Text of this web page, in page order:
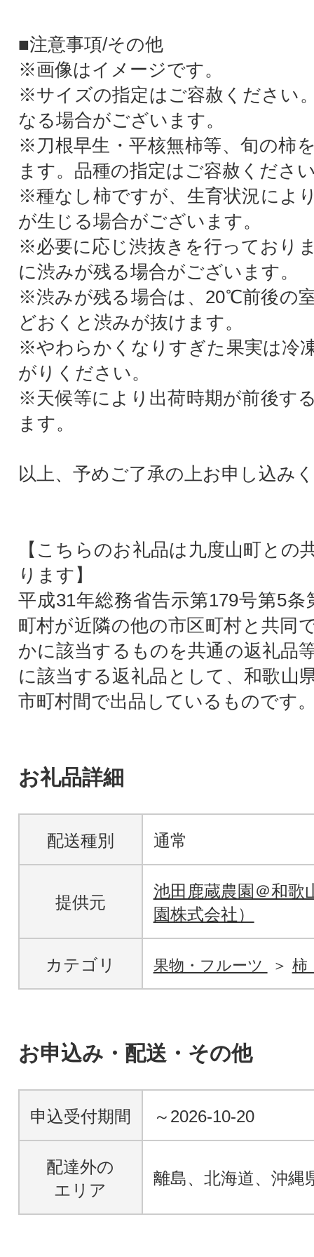
■注意事項/その他
※画像はイメージです。
※サイズの指定はご容赦ください
なる場合がございます。
※刀根早生・平核無柿等、旬の柿
ます。品種の指定はご容赦くださ
※種なし柿ですが、生育状況によ
が生じる場合がございます。
※必要に応じ渋抜きを行っており
に渋みが残る場合がございます。
※渋みが残る場合は、20℃前後の
どおくと渋みが抜けます。
※やわらかくなりすぎた果実は冷
がりください。
※天候等により出荷時期が前後す
ます。
以上、予めご了承の上お申し込み
【こちらのお礼品は九度山町との
ります】
平成31年総務省告示第179号第5条
町村が近隣の他の市区町村と共同
かに該当するものを共通の返礼品
に該当する返礼品として、和歌山
市町村間で出品しているものです
お礼品詳細
配送種別 通常
提供元
池田鹿蔵農園＠和歌
園株式会社）
カテゴリ 果物・フルーツ 柿
お申込み・配送・その他
申込受付期間 ～2026-10-20
配達外の
エリア
離島、北海道、沖縄